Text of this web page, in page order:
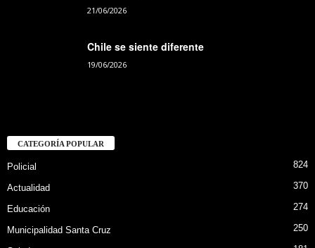
21/06/2026
Chile se siente diferente
19/06/2026
CATEGORÍA POPULAR
Policial 824
Actualidad 370
Educación 274
Municipalidad Santa Cruz 250